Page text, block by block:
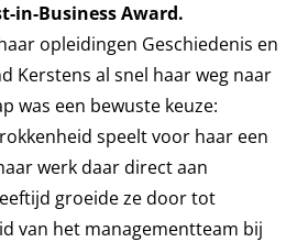
in-Business Award.
opleidingen Geschiedenis en
Kerstens al snel haar weg naar
was een bewuste keuze:
speelt voor haar een
werk daar direct aan
groeide ze door tot
van het managementteam bij